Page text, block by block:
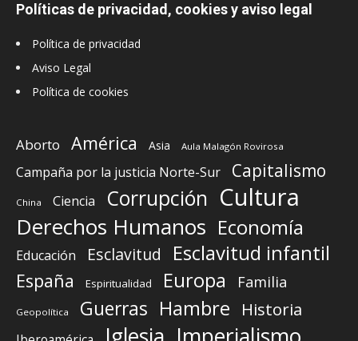
Políticas de privacidad, cookies y aviso legal
Política de privacidad
Aviso Legal
Política de cookies
Aborto América Asia Aula Malagón Rovirosa
Campaña por la justicia Norte-Sur Capitalismo
China Ciencia Corrupción Cultura
Derechos Humanos Economía
Educación Esclavitud Esclavitud infantil
España Espiritualidad Europa Familia
Geopolítica Guerras Hambre Historia